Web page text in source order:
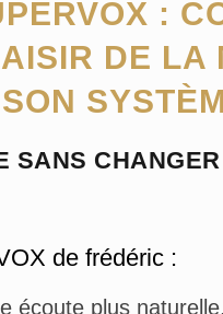
:
DE LA
SANS
de frédéric :
écoute plus